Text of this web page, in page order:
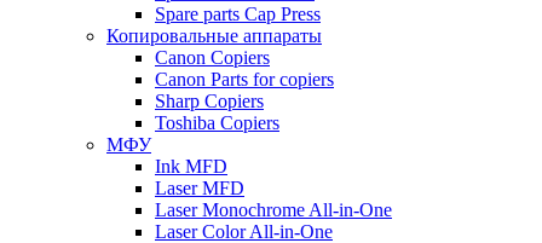
Spare parts Cap Press
Копировальные аппараты
Canon Copiers
Canon Parts for copiers
Sharp Copiers
Toshiba Copiers
МФУ
Ink MFD
Laser MFD
Laser Monochrome All-in-One
Laser Color All-in-One